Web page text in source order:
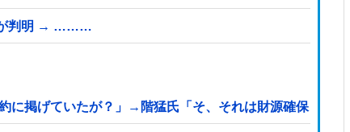
が判明 → ………
に掲げていたが？」→階猛氏「そ、それは財源確保という